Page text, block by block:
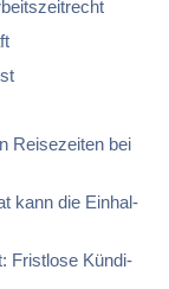
Rei­se­zei­ten bei
kann die Ein­hal­
Frist­lo­se Kün­di­